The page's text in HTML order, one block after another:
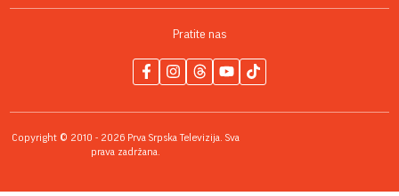
Pratite nas
Copyright © 2010 - 2026 Prva Srpska Televizija. Sva
prava zadržana.